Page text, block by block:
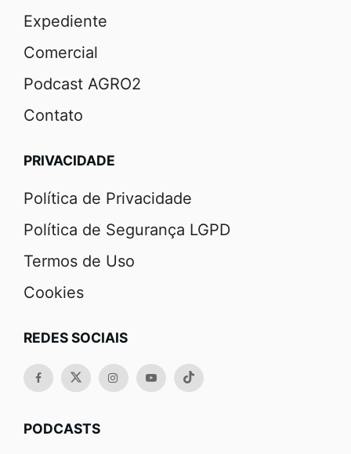
Expediente
Comercial
Podcast AGRO2
Contato
PRIVACIDADE
Política de Privacidade
Política de Segurança LGPD
Termos de Uso
Cookies
REDES SOCIAIS
PODCASTS